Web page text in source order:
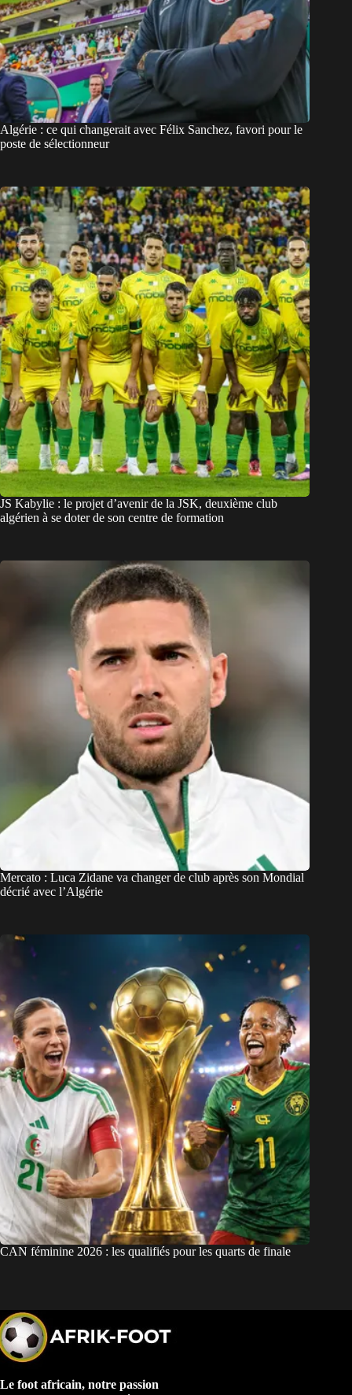
Algérie : ce qui changerait avec Félix Sanchez, favori pour le
poste de sélectionneur
JS Kabylie : le projet d’avenir de la JSK, deuxième club
algérien à se doter de son centre de formation
Mercato : Luca Zidane va changer de club après son Mondial
décrié avec l’Algérie
CAN féminine 2026 : les qualifiés pour les quarts de finale
Le foot africain, notre passion